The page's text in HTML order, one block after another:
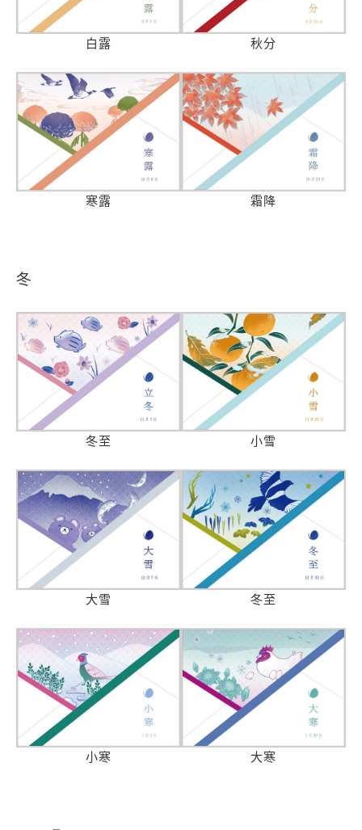
白露 秋分
寒露 霜降
冬
冬至 小雪
大雪 冬至
小寒 大寒